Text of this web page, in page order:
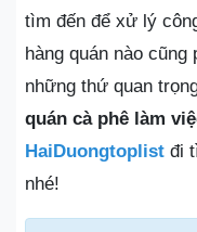
tìm đến để xử lý
hàng quán nào cũng
những thứ quan
quán cà phê làm
HaiDuongtoplist đi
nhé!